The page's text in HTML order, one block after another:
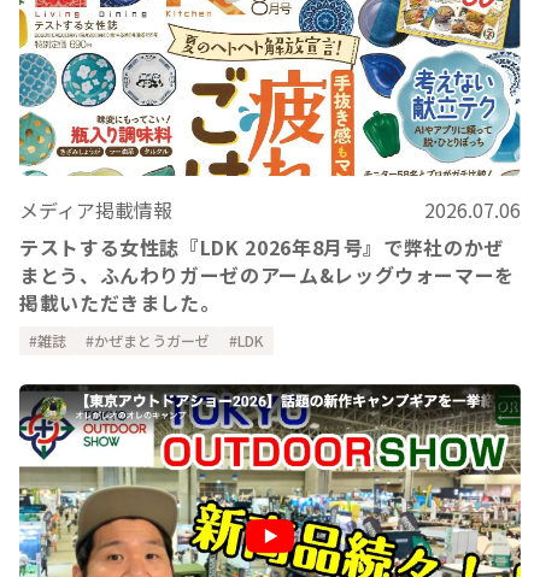
メディア掲載情報
2026.07.06
テストする女性誌『LDK 2026年8月号』で弊社のかぜ
まとう、ふんわりガーゼのアーム&レッグウォーマーを
掲載いただきました。
雑誌 かぜまとうガーゼ LDK